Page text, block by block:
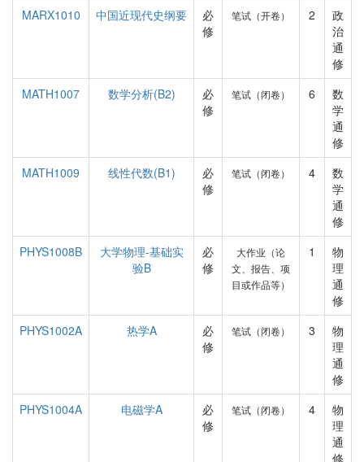
MARX1010 中国近现代史纲要
必
修
笔试（开卷） 2
政
治
通
修
MATH1007
数学分析(B2)
必
修
笔试（闭卷） 6
数
学
通
修
MATH1009
线性代数(B1)
必
修
笔试（闭卷） 4
数
学
通
修
PHYS1008B
大学物理-基础实
验B
必
修
大作业（论
文、报告、项
目或作品等）
1
物
理
通
修
PHYS1002A
热学A
必
修
笔试（闭卷） 3
物
理
通
修
PHYS1004A
电磁学A
必
修
笔试（闭卷） 4
物
理
通
修